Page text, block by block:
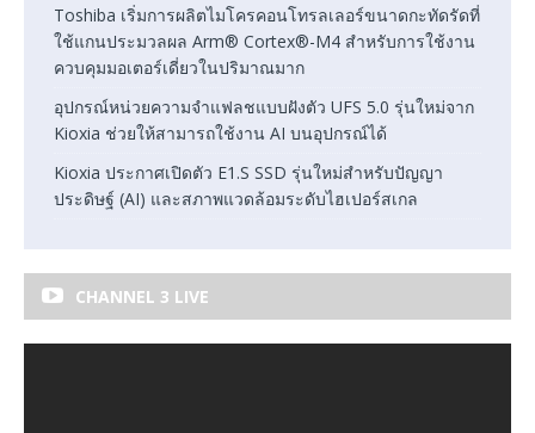
Toshiba เริ่มการผลิตไมโครคอนโทรลเลอร์ขนาดกะทัดรัดที่
ใช้แกนประมวลผล Arm® Cortex®-M4 สำหรับการใช้งาน
ควบคุมมอเตอร์เดี่ยวในปริมาณมาก
อุปกรณ์หน่วยความจำแฟลชแบบฝังตัว UFS 5.0 รุ่นใหม่จาก
Kioxia ช่วยให้สามารถใช้งาน AI บนอุปกรณ์ได้
Kioxia ประกาศเปิดตัว E1.S SSD รุ่นใหม่สำหรับปัญญา
ประดิษฐ์ (AI) และสภาพแวดล้อมระดับไฮเปอร์สเกล
CHANNEL 3 LIVE